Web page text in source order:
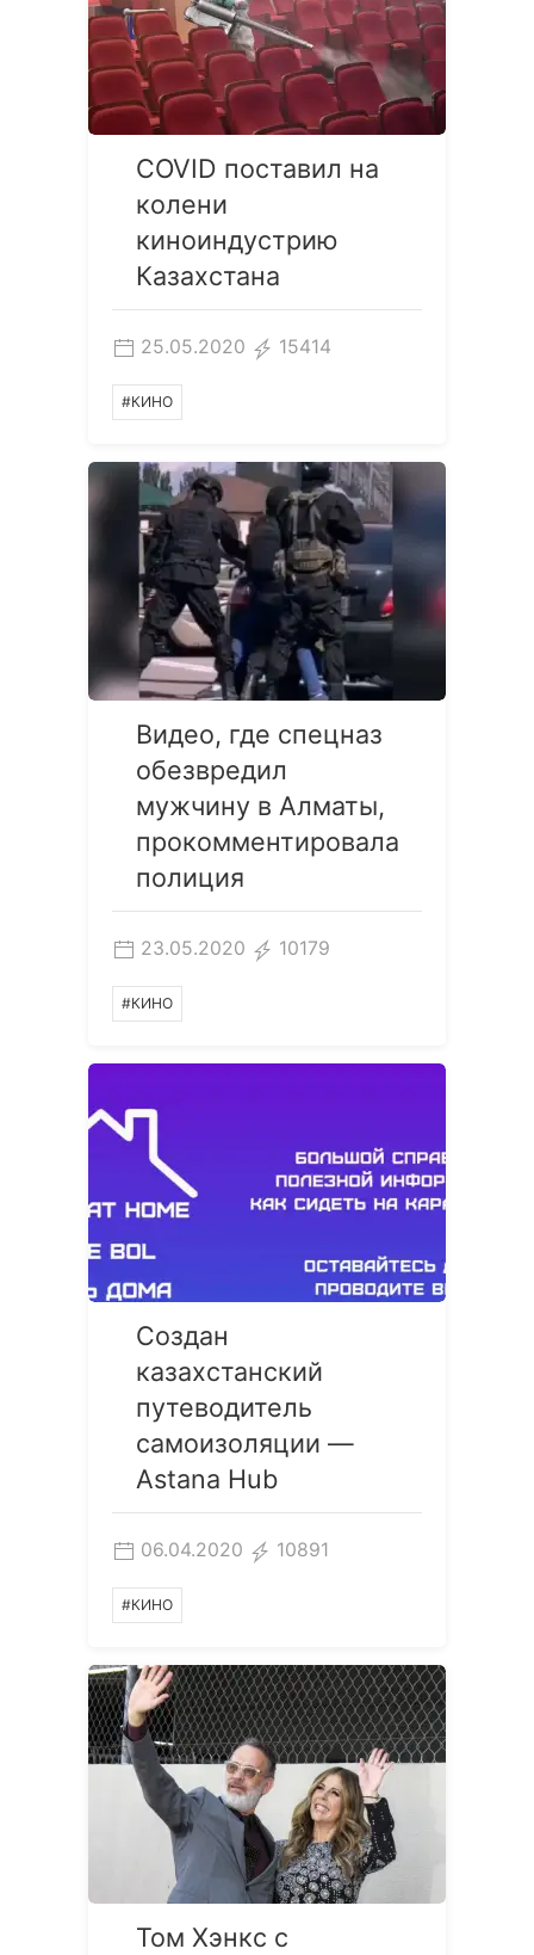
COVID поставил на
колени
киноиндустрию
Казахстана
25.05.2020 15414
#КИНО
Видео, где спецназ
обезвредил
мужчину в Алматы,
прокомментировала
полиция
23.05.2020 10179
#КИНО
Создан
казахстанский
путеводитель
самоизоляции —
Astana Hub
06.04.2020 10891
#КИНО
Том Хэнкс с